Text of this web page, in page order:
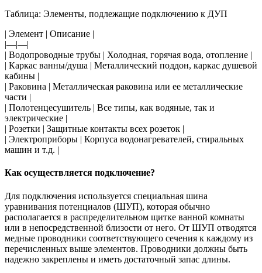
Таблица: Элементы, подлежащие подключению к ДУП
| Элемент | Описание |
|—|—|
| Водопроводные трубы | Холодная, горячая вода, отопление |
| Каркас ванны/душа | Металлический поддон, каркас душевой
кабины |
| Раковина | Металлическая раковина или ее металлические
части |
| Полотенцесушитель | Все типы, как водяные, так и
электрические |
| Розетки | Защитные контакты всех розеток |
| Электроприборы | Корпуса водонагревателей, стиральных
машин и т.д. |
Как осуществляется подключение?
Для подключения используется специальная шина
уравнивания потенциалов (ШУП), которая обычно
располагается в распределительном щитке ванной комнаты
или в непосредственной близости от него. От ШУП отводятся
медные проводники соответствующего сечения к каждому из
перечисленных выше элементов. Проводники должны быть
надежно закреплены и иметь достаточный запас длины.